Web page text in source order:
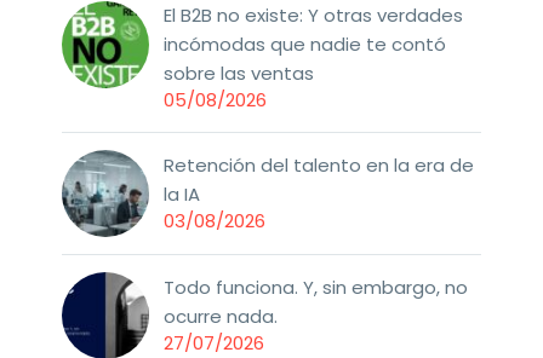
El B2B no existe: Y otras verdades
incómodas que nadie te contó
sobre las ventas
05/08/2026
Retención del talento en la era de
la IA
03/08/2026
Todo funciona. Y, sin embargo, no
ocurre nada.
27/07/2026